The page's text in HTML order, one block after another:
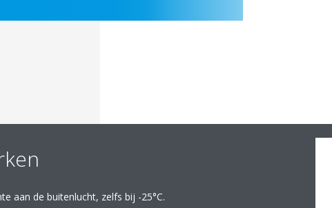
aan de buitenlucht, zelfs bij -25°C.